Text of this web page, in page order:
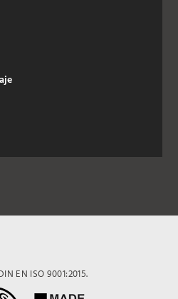
EN ISO 9001:2015.